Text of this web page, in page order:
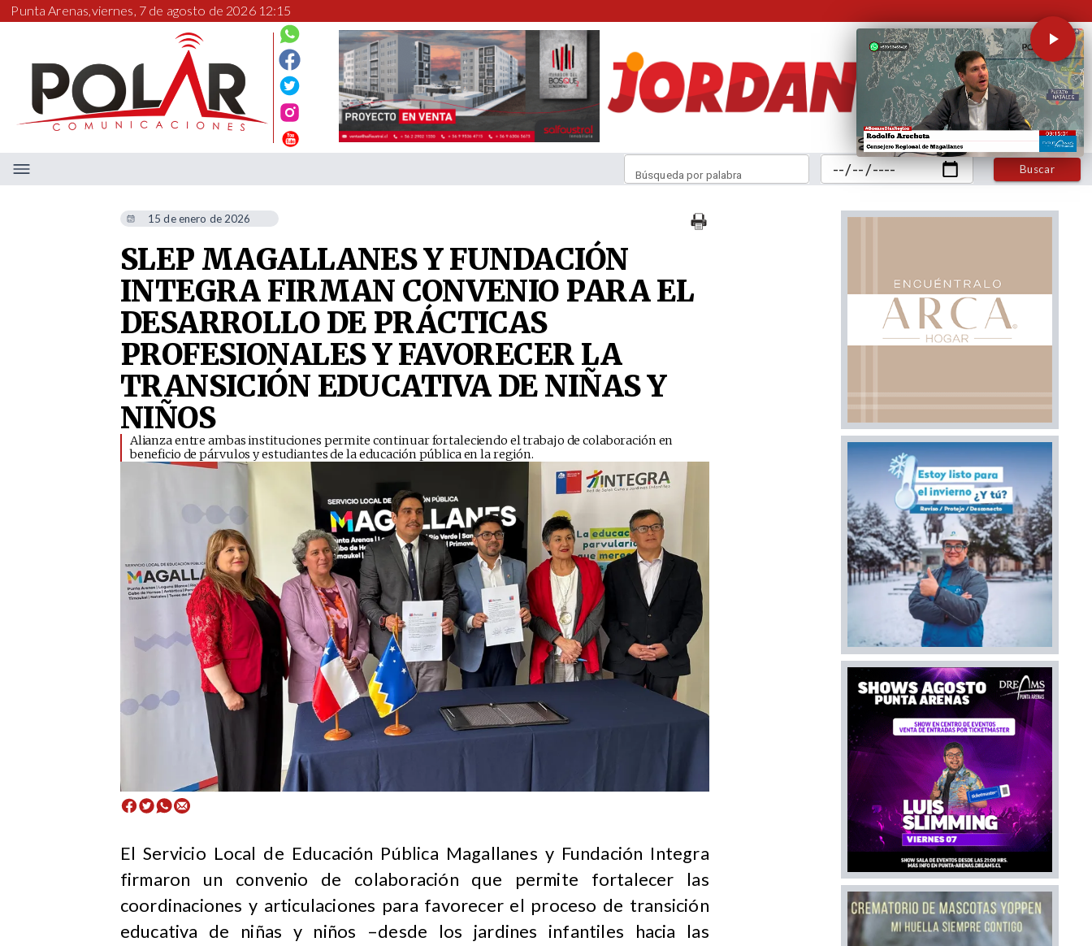
Punta Arenas,viernes, 7 de agosto de 2026 12:15
Buscar
Búsqueda por palabra
15 de enero de 2026
SLEP MAGALLANES Y FUNDACIÓN
INTEGRA FIRMAN CONVENIO PARA EL
DESARROLLO DE PRÁCTICAS
PROFESIONALES Y FAVORECER LA
TRANSICIÓN EDUCATIVA DE NIÑAS Y
NIÑOS
​Alianza entre ambas instituciones permite continuar fortaleciendo el trabajo de colaboración en
beneficio de párvulos y estudiantes de la educación pública en la región.
​El Servicio Local de Educación Pública Magallanes y Fundación Integra
firmaron un convenio de colaboración que permite fortalecer las
coordinaciones y articulaciones para favorecer el proceso de transición
educativa de niñas y niños –desde los jardines infantiles hacia las